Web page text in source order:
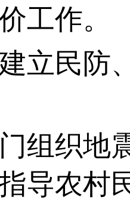
工作。
建立民
组织地
导农村